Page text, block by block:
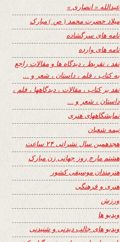
عبدالله « انصاری »
میلاد حضرت محمد ( ص ) مبارک
نامه های سرگشاده
نامه های وارده
نفد ، تقریظ ، دیدگاه ها و مقالات راجع
به کتاب ، فلم ، داستان ، شعر و …
نفد بر کتاب ، مقالات ، دیدگاهها ، فلم ،
داستان ، شعر و …
نمایشگاههای هنری
نیمه شعبان
هجدهمین سال نشراتی ۲۴ ساعت
هشتم مارچ روز جهانی زن مبارک
هنرمندان موسیقی کشور
هنری و فرهنگی
ورزش
ویدیو ها
ویدیو های جالب دیدنی و شنیدنی